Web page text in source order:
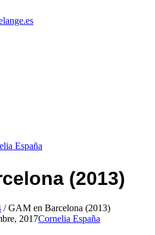
(2013)
/ GAM en Barcelona (2013)
2017Cornelia España